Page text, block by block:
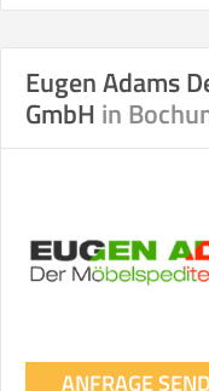
Eugen Adams
GmbH in
ANFRAGE